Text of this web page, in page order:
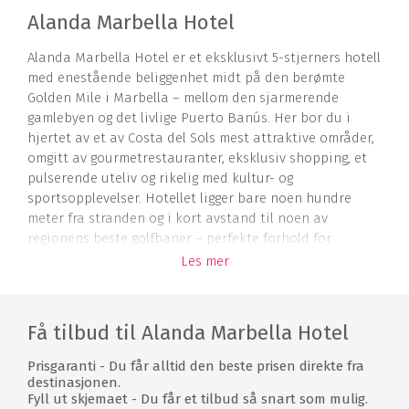
Alanda Marbella Hotel
Alanda Marbella Hotel er et eksklusivt 5-stjerners hotell
med enestående beliggenhet midt på den berømte
Golden Mile i Marbella – mellom den sjarmerende
gamlebyen og det livlige Puerto Banús. Her bor du i
hjertet av et av Costa del Sols mest attraktive områder,
omgitt av gourmetrestauranter, eksklusiv shopping, et
pulserende uteliv og rikelig med kultur- og
sportsopplevelser. Hotellet ligger bare noen hundre
meter fra stranden og i kort avstand til noen av
regionens beste golfbaner – perfekte forhold for
nordiske golfere som ønsker sol, kvalitet og variasjon.
Hotel det ideelle utgangspunktet for en luksuriøs
golfreise til solkysten.
Rom
Les mer
Få tilbud til Alanda Marbella Hotel
Prisgaranti - Du får alltid den beste prisen direkte fra
destinasjonen.
Fyll ut skjemaet - Du får et tilbud så snart som mulig.